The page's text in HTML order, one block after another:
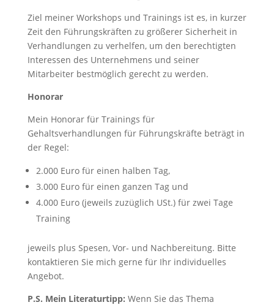
Ziel meiner Workshops und Trainings ist es, in kurzer
Zeit den Führungskräften zu größerer Sicherheit in
Verhandlungen zu verhelfen, um den berechtigten
Interessen des Unternehmens und seiner
Mitarbeiter bestmöglich gerecht zu werden.
Honorar
Mein Honorar für Trainings für
Gehaltsverhandlungen für Führungskräfte beträgt in
der Regel:
2.000 Euro für einen halben Tag,
3.000 Euro für einen ganzen Tag und
4.000 Euro (jeweils zuzüglich USt.) für zwei Tage
Training
jeweils plus Spesen, Vor- und Nachbereitung. Bitte
kontaktieren Sie mich gerne für Ihr individuelles
Angebot.
P.S. Mein Literaturtipp: Wenn Sie das Thema